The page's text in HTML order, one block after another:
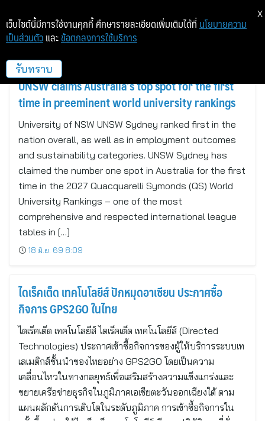
MDN
UNSW claims Australia’s top spot for the first
time in preeminent world university rankings
University of NSW UNSW Sydney ranked first in the
nation overall, as well as in employment outcomes
and sustainability categories. UNSW Sydney has
claimed the number one spot in Australia for the first
time in the 2027 Quacquarelli Symonds (QS) World
University Rankings – one of the most
comprehensive and respected international league
tables in […]
18 มิ.ย. 69 8:09
ไดเร็คเต็ด เทคโนโลยีส์ ปักหมุดอาเซียน ประกาศซื้อ
กิจการ GPS2GO ในไทย
ไดเร็คเต็ด เทคโนโลยีส์ ไดเร็คเต็ด เทคโนโลยีส์ (Directed
Technologies) ประกาศเข้าซื้อกิจการของผู้ให้บริการระบบเท
เลเมติกส์ชั้นนำของไทยอย่าง GPS2GO โดยเป็นความ
เคลื่อนไหวในทางกลยุทธ์เพื่อเสริมสร้างความแข็งแกร่งและ
ขยายเครือข่ายธุรกิจในภูมิภาคเอเชียตะวันออกเฉียงใต้ ตาม
แผนผลักดันการเติบโตในระดับภูมิภาค การเข้าซื้อกิจการใน
เว็บไซต์นี้มีการใช้งานคุกกี้ ศึกษารายละเอียดเพิ่มเติมได้ที่ นโยบายความ
เป็นส่วนตัว และ ข้อตกลงการใช้บริการ
รับทราบ
X